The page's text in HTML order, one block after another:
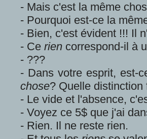
- Mais c'est la même
- Pourquoi est-ce la
- Bien, c'est évident !!! Il
- Ce rien correspond-il à
- ???
- Dans votre esprit, est-
chose? Quelle
- Le vide et l'absence,
- Voyez ce 5$ que j'ai
- Rien. Il ne reste rien.